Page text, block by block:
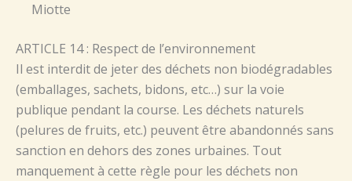
Miotte
ARTICLE 14 : Respect de l’environnement
Il est interdit de jeter des déchets non biodégradables
(emballages, sachets, bidons, etc…) sur la voie
publique pendant la course. Les déchets naturels
(pelures de fruits, etc.) peuvent être abandonnés sans
sanction en dehors des zones urbaines. Tout
manquement à cette règle pour les déchets non